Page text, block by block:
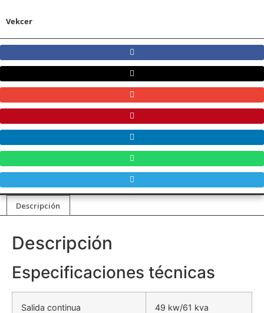
Vekcer
Descripción
Descripción
Especificaciones técnicas
Salida continua 49 kw/61 kva